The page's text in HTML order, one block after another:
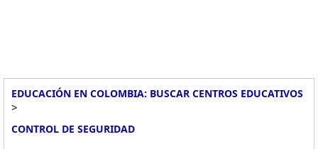
EDUCACIÓN EN COLOMBIA: BUSCAR CENTROS EDUCATIVOS
>
CONTROL DE SEGURIDAD